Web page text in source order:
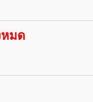
มด